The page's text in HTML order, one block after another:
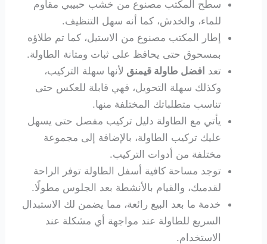
سطح المكتب مصنوع من خشب حبيبي مقاوم
للماء، والخدش، كما أنه سهل التنظيف.
إطار المكتب مصنوع من الاستيل، كما تم طلاؤه
بمسحوق حتى يحافظ على ثبات ومتانة الطاولة.
تعد افضل طاولة قيمنق لأنها سهلة التركيب،
وكذلك سهلة التحويل، فهي قابلة للعكس حتى
تناسب متطلباتك المختلفة منها.
يأتي مع الطاولة دليل تركيب مفصل حتى يسهل
عليك تركيب الطاولة، بالإضافة إلى مجموعة
مختلفة من أدوات التركيب.
توجد مساحة كافية أسفل الطاولة توفر الراحة
لقدميك، والقيام بالأنشطة بعد الجلوس مطولًا.
خدمة ما بعد البيع رائعة، مما يضمن لك الاستبدال
السريع للطاولة عند مواجهة أي مشكلة عند
الاستخدام.